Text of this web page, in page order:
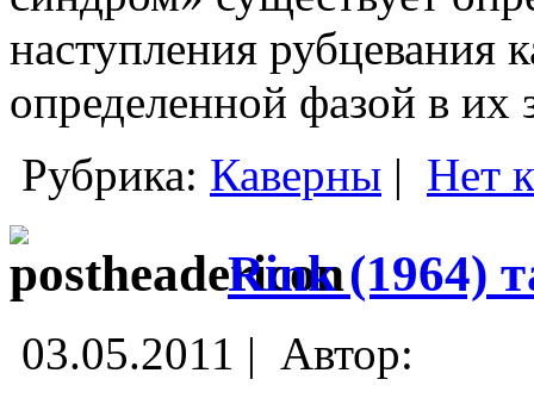
наступления рубцевания
определенной фазой в их
Рубрика: Каверны | Нет
Rink (1964)
03.05.2011 | Автор: